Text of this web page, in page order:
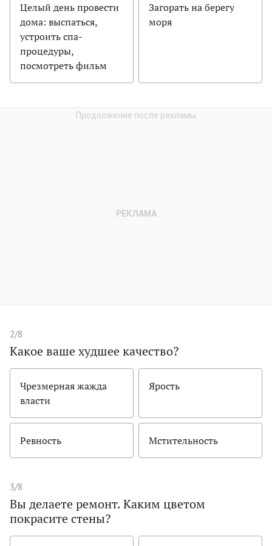
Целый день провести
дома: выспаться,
устроить спа-
процедуры,
посмотреть фильм
Загорать на берегу
моря
2/8
Какое ваше худшее качество?
Чрезмерная жажда
власти
Ярость
Ревность Мстительность
3/8
Вы делаете ремонт. Каким цветом
покрасите стены?